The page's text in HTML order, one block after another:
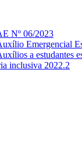
Nº 06/2023
Emergencial
a estudantes
inclusiva 2022.2